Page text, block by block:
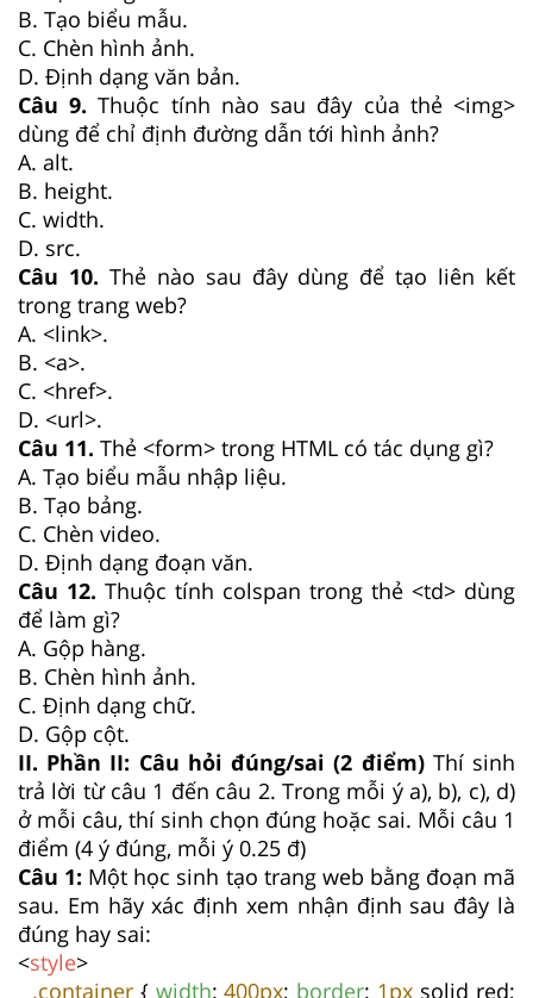
B. Tạo biểu mẫu.
C. Chèn hình ảnh.
D. Định dạng văn bản.
Câu 9. Thuộc tính nào sau đây của thẻ <img>
dùng để chỉ định đường dẫn tới hình ảnh?
A. alt.
B. height.
C. width.
D. src.
Câu 10. Thẻ nào sau đây dùng để tạo liên kết
trong trang web?
A. <link>.
B. <a>.
C. <href>.
D. <url>.
Câu 11. Thẻ <form> trong HTML có tác dụng gì?
A. Tạo biểu mẫu nhập liệu.
B. Tạo bảng.
C. Chèn video.
D. Định dạng đoạn văn.
Câu 12. Thuộc tính colspan trong thẻ <td> dùng
để làm gì?
A. Gộp hàng.
B. Chèn hình ảnh.
C. Định dạng chữ.
D. Gộp cột.
II. Phần II: Câu hỏi đúng/sai (2 điểm) Thí sinh
trả lời từ câu 1 đến câu 2. Trong mỗi ý a), b), c), d)
ở mỗi câu, thí sinh chọn đúng hoặc sai. Mỗi câu 1
điểm (4 ý đúng, mỗi ý 0.25 đ)
Câu 1: Một học sinh tạo trang web bằng đoạn mã
sau. Em hãy xác định xem nhận định sau đây là
đúng hay sai:
<style>
.container{ width:400px; border: 1px solid red;